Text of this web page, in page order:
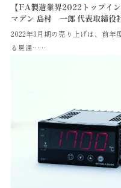
【FA製造業界2022トップイ
マデン 島村 一郎 代表取締役
2022年3月期の売り上げは、前年
る見通……